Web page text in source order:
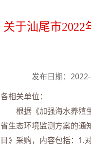
关于汕尾市
发布日期：
各相关单位：
根据《加强海水养殖生
省生态环境监测方案的通
目》采购，内容包括：1.